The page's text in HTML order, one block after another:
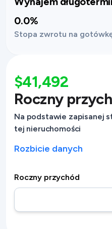
0.0%
Stopa zwrotu na
Roczny przychód
$41,492
Roczny
Na podstawie zapisanej
tej nieruchomości
Rozbicie danych